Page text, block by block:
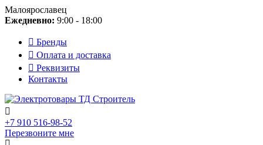
Малоярославец
Ежедневно: 9:00 - 18:00
Бренды
Оплата и доставка
Реквизиты
Контакты
+7 910 516-98-52
Перезвоните мне